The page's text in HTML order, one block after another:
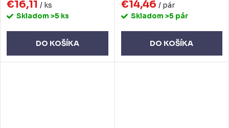
€16,11 / ks
Skladom >5 ks
DO KOŠÍKA
€14,46 / pár
Skladom >5 pár
DO KOŠÍKA